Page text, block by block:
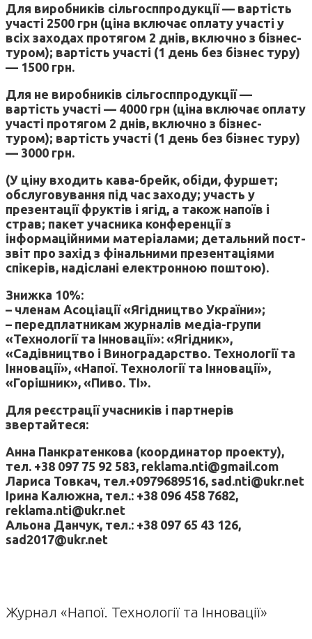
Для виробників сільгосппродукції — вартість
участі 2500 грн (ціна включає оплату участі у
всіх заходах протягом 2 днів, включно з бізнес-
туром); вартість участі (1 день без бізнес туру)
— 1500 грн.
Для не виробників сільгосппродукції —
вартість участі — 4000 грн (ціна включає оплату
участі протягом 2 днів, включно з бізнес-
туром); вартість участі (1 день без бізнес туру)
— 3000 грн.
(У ціну входить кава-брейк, обіди, фуршет;
обслуговування під час заходу; участь у
презентації фруктів і ягід, а також напоїв і
страв; пакет учасника конференції з
інформаційними матеріалами; детальний пост-
звіт про захід з фінальними презентаціями
спікерів, надіслані електронною поштою).
Знижка 10%:
– членам Асоціації «Ягідництво України»;
– передплатникам журналів медіа-групи
«Технології та Інновації»: «Ягідник»,
«Садівництво і Виноградарство. Технології та
Інновації», «Напої. Технології та Інновації»,
«Горішник», «Пиво. ТІ».
Для реєстрації учасників і партнерів
звертайтеся:
Анна Панкратенкова (координатор проекту),
тел. +38 097 75 92 583, reklama.nti@gmail.com
Лариса Товкач, тел.+0979689516, sad.nti@ukr.net
Ірина Калюжна, тел.: +38 096 458 7682,
reklama.nti@ukr.net
Альона Данчук, тел.: +38 097 65 43 126,
sad2017@ukr.net
Журнал «Напої. Технології та Інновації»